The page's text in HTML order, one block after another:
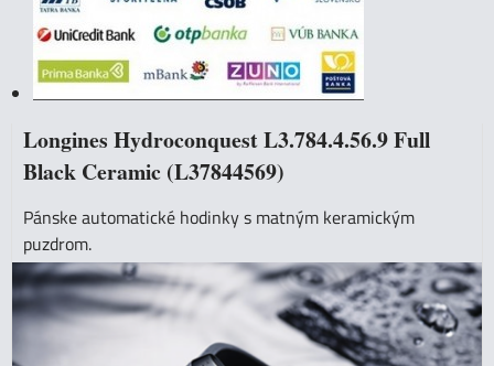
Longines Hydroconquest L3.784.4.56.9 Full
Black Ceramic (L37844569)
Pánske automatické hodinky s matným keramickým
puzdrom.